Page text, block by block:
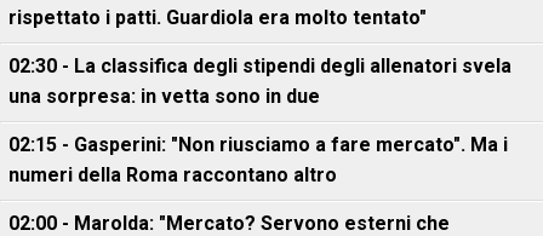
rispettato i patti. Guardiola era molto tentato"
02:30 - La classifica degli stipendi degli allenatori svela
una sorpresa: in vetta sono in due
02:15 - Gasperini: "Non riusciamo a fare mercato". Ma i
numeri della Roma raccontano altro
02:00 - Marolda: "Mercato? Servono esterni che